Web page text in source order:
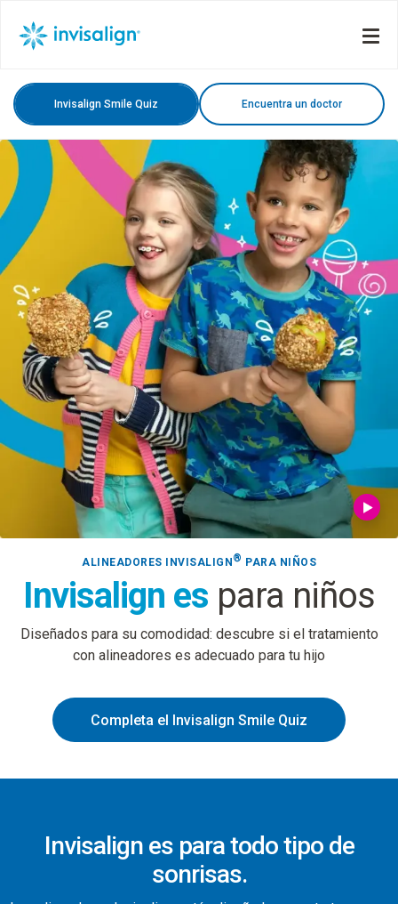
Invisalign Smile Quiz Encuentra un doctor
ALINEADORES INVISALIGN ® PARA NIÑOS
Invisalign es para niños
Diseñados para su comodidad: descubre si el tratamiento
con alineadores es adecuado para tu hijo
Completa el Invisalign Smile Quiz
Invisalign es para todo tipo de
sonrisas.